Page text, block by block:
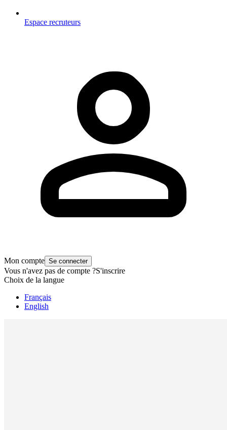
Espace recruteurs
Mon compte Se connecter
Vous n'avez pas de compte ?S'inscrire
Choix de la langue
Français
English